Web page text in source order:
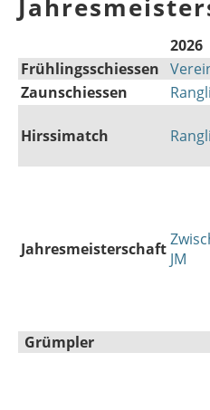
2026
Frühlingsschiessen
Zaunschiessen
Hirssimatch
Jahresmeisterschaft JM
Grümpler